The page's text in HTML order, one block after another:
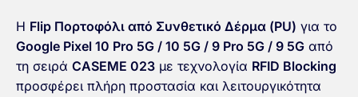
Η Flip Πορτοφόλι από Συνθετικό Δέρμα (PU) για το
Google Pixel 10 Pro 5G / 10 5G / 9 Pro 5G / 9 5G από
τη σειρά CASEME 023 με τεχνολογία RFID Blocking
προσφέρει πλήρη προστασία και λειτουργικότητα